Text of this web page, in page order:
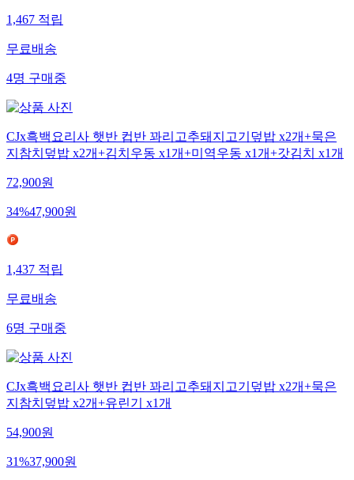
1,467적립
무료배송
4명구매중
CJx흑백요리사 햇반 컵반 꽈리고추돼지고기덮밥 x2개+묵은
지참치덮밥 x2개+김치우동 x1개+미역우동 x1개+갓김치 x1개
72,900원
34%47,900원
1,437적립
무료배송
6명구매중
CJx흑백요리사 햇반 컵반 꽈리고추돼지고기덮밥 x2개+묵은
지참치덮밥 x2개+유린기 x1개
54,900원
31%37,900원